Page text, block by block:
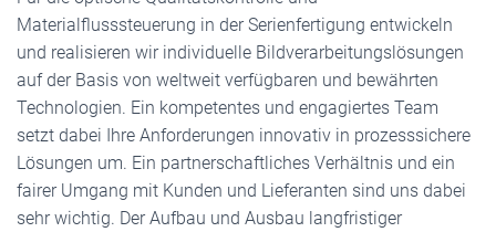
Materialflusssteuerung in der Serienfertigung entwickeln
und realisieren wir individuelle Bildverarbeitungslösungen
auf der Basis von weltweit verfügbaren und bewährten
Technologien. Ein kompetentes und engagiertes Team
setzt dabei Ihre Anforderungen innovativ in prozesssichere
Lösungen um. Ein partnerschaftliches Verhältnis und ein
fairer Umgang mit Kunden und Lieferanten sind uns dabei
sehr wichtig. Der Aufbau und Ausbau langfristiger